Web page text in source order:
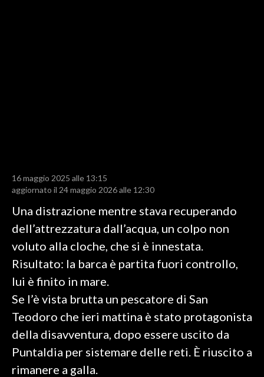
VOLLEY
MOTORI
TENNIS
ALTRI SPORT
CULTURA
SPETTACOLI
GOSSIP
SARDEGNA TURISMO
16 maggio 2025 alle 13:15
aggiornato il 24 maggio 2026 alle 12:30
Una distrazione mentre stava recuperando
dell’attrezzatura dall’acqua, un colpo non
voluto alla cloche, che si è innestata.
Risultato: la barca è partita fuori controllo,
lui è finito in mare.
Se l’è vista brutta un pescatore di San
Teodoro che ieri mattina è stato protagonista
della disavventura, dopo essere uscito da
Puntaldia per sistemare delle reti. È riuscito a
rimanere a galla.